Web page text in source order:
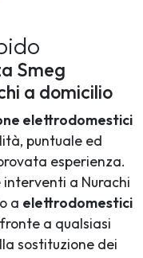
Smeg
a domicilio
elettrodomestici
puntuale ed
esperienza.
a Nurachi
a elettrodomestici
a qualsiasi
sostituzione dei